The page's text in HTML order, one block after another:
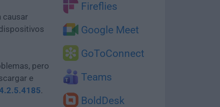
Fireflies
Google Meet
GoToConnect
Teams
BoldDesk
causar
pero
e
.